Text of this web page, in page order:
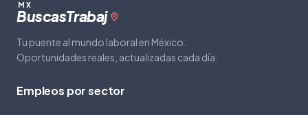
MX
BuscasTrabaj
Tu puente al mundo laboral en México.
Oportunidades reales, actualizadas cada día.
Empleos por sector